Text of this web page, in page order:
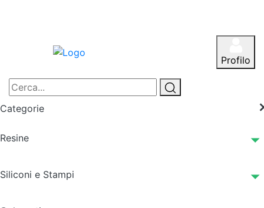
Profilo
Categorie
Resine
Siliconi e Stampi